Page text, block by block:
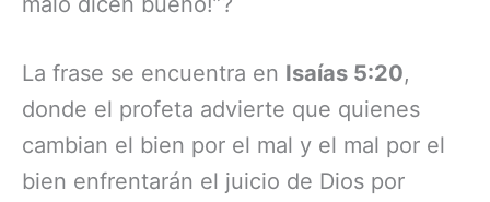
La frase se encuentra en Isaías 5:20,
donde el profeta advierte que quienes
cambian el bien por el mal y el mal por el
bien enfrentarán el juicio de Dios por